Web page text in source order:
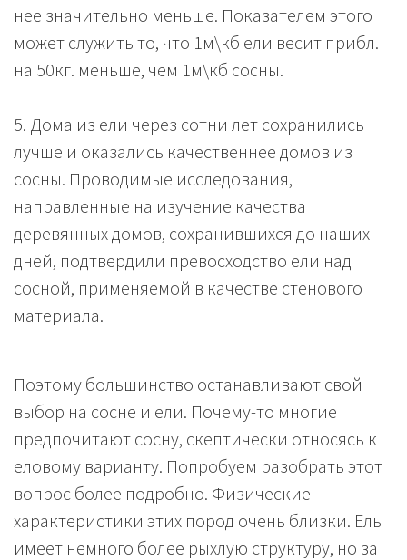
нее значительно меньше. Показателем этого
может служить то, что 1м\кб ели весит прибл.
на 50кг. меньше, чем 1м\кб сосны.
5. Дома из ели через сотни лет сохранились
лучше и оказались качественнее домов из
сосны. Проводимые исследования,
направленные на изучение качества
деревянных домов, сохранившихся до наших
дней, подтвердили превосходство ели над
сосной, применяемой в качестве стенового
материала.
Поэтому большинство останавливают свой
выбор на сосне и ели. Почему-то многие
предпочитают сосну, скептически относясь к
еловому варианту. Попробуем разобрать этот
вопрос более подробно. Физические
характеристики этих пород очень близки. Ель
имеет немного более рыхлую структуру, но за